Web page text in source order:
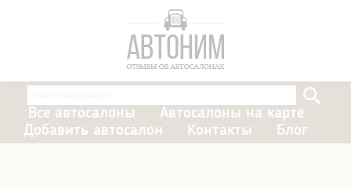
Все автосалоны
Автосалоны на карте
Добавить автосалон
Контакты Блог